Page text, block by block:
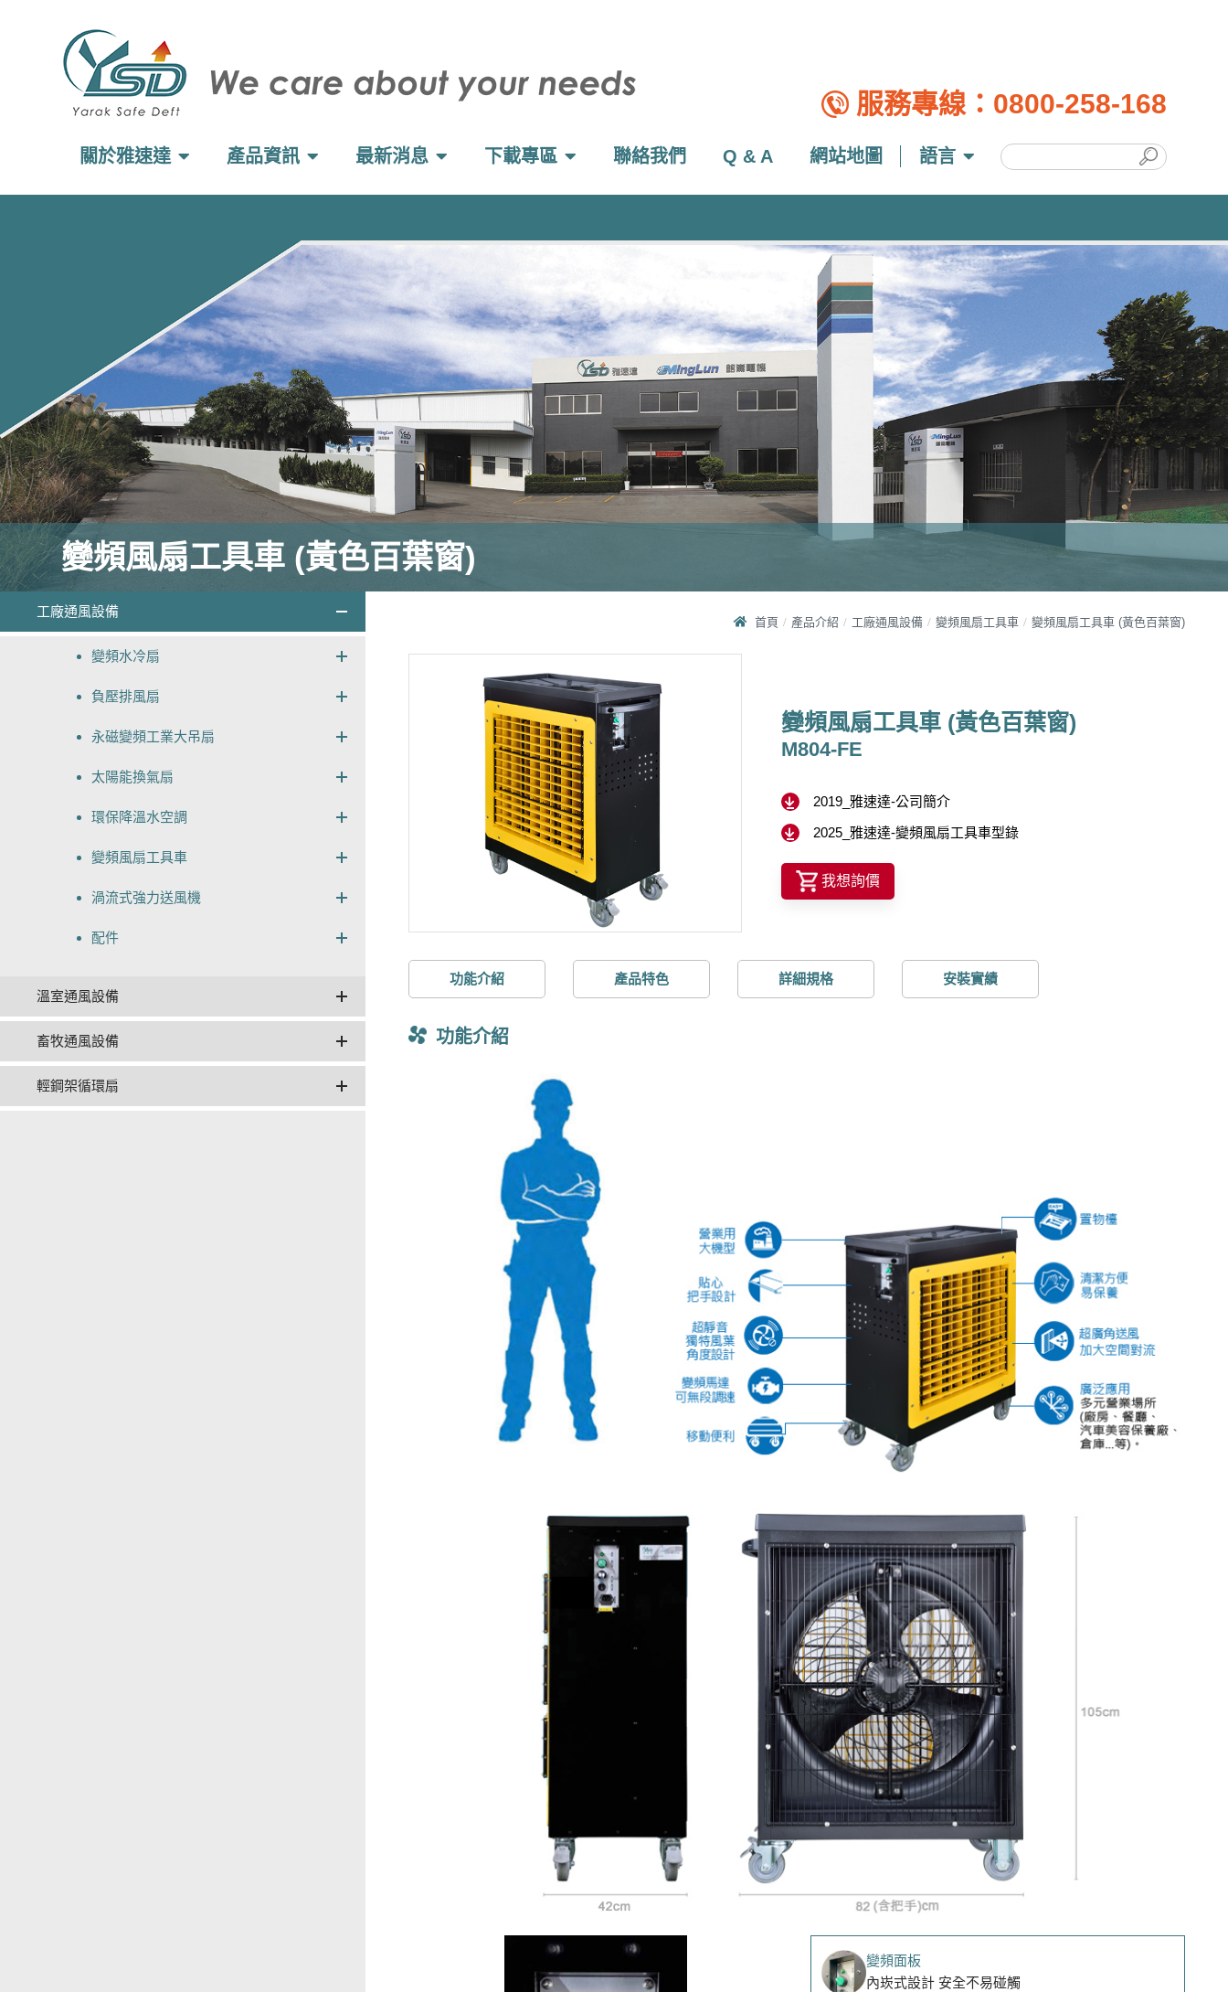
服務專線： 0800-258-168
關於雅速達 產品資訊 最新消息 下載專區 聯絡我們 Q & A 網站地圖 語言
變頻風扇工具車 (黃色百葉窗)
工廠通風設備
變頻水冷扇
負壓排風扇
永磁變頻工業大吊扇
太陽能換氣扇
環保降溫水空調
變頻風扇工具車
渦流式強力送風機
配件
溫室通風設備
畜牧通風設備
輕鋼架循環扇
首頁 產品介紹 工廠通風設備 變頻風扇工具車 變頻風扇工具車 (黃色百葉窗)
變頻風扇工具車 (黃色百葉窗)
M804-FE
2019_雅速達-公司簡介
2025_雅速達-變頻風扇工具車型錄
我想詢價
功能介紹 產品特色 詳細規格 安裝實績
功能介紹
變頻面板
內崁式設計 安全不易碰觸